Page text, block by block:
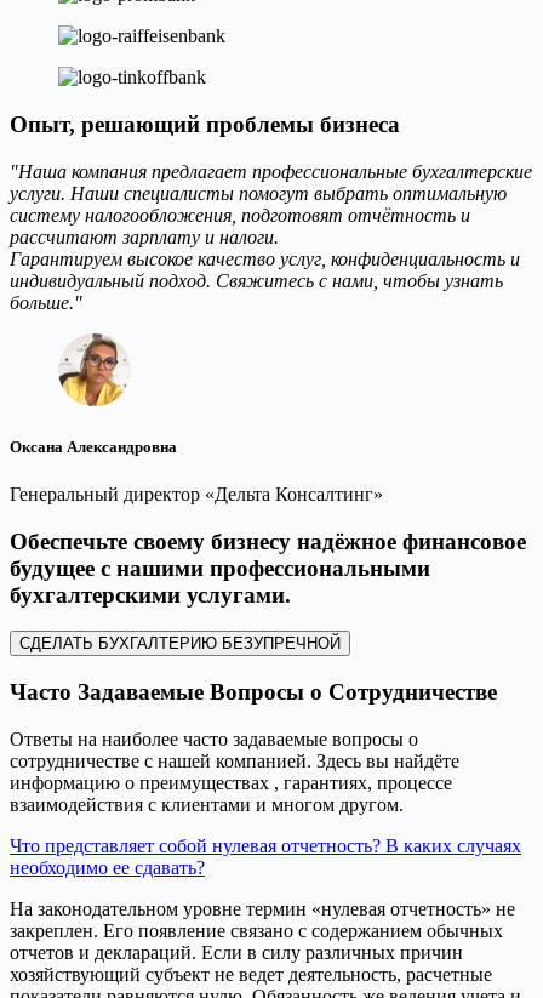
Опыт, решающий проблемы бизнеса
"Наша компания предлагает профессиональные бухгалтерские
услуги. Наши специалисты помогут выбрать оптимальную
систему налогообложения, подготовят отчётность и
рассчитают зарплату и налоги.
Гарантируем высокое качество услуг, конфиденциальность и
индивидуальный подход. Свяжитесь с нами, чтобы узнать
больше."
Оксана Александровна
Генеральный директор «Дельта Консалтинг»
Обеспечьте своему бизнесу надёжное финансовое
будущее с нашими профессиональными
бухгалтерскими услугами.
СДЕЛАТЬ БУХГАЛТЕРИЮ БЕЗУПРЕЧНОЙ
Часто Задаваемые Вопросы о Сотрудничестве
Ответы на наиболее часто задаваемые вопросы о
сотрудничестве с нашей компанией. Здесь вы найдёте
информацию о преимуществах , гарантиях, процессе
взаимодействия с клиентами и многом другом.
Что представляет собой нулевая отчетность? В каких случаях
необходимо ее сдавать?
На законодательном уровне термин «нулевая отчетность» не
закреплен. Его появление связано с содержанием обычных
отчетов и деклараций. Если в силу различных причин
хозяйствующий субъект не ведет деятельность, расчетные